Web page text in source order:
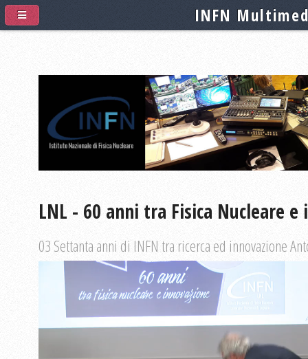
LNL - 60 anni tra Fisica Nucleare e
03 Settanta anni di INFN tra ricerca ed innovazione
INFN